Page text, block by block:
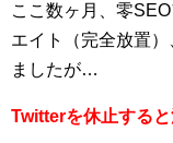
ここ数ヶ月、零
エイト（完全放置
ましたが…
Twitterを休止すると